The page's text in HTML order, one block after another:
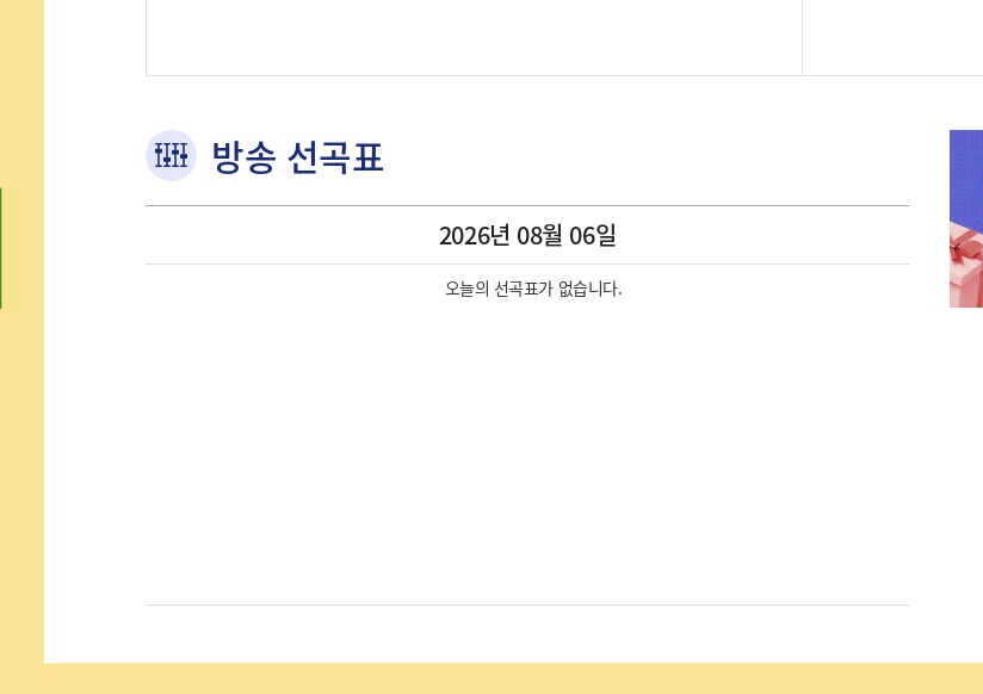
방송 선곡표
2026년 08월 06일
오늘의 선곡표가 없습니다.